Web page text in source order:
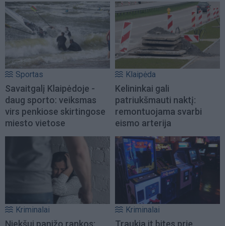
Sportas
Savaitgalį Klaipėdoje -
daug sporto: veiksmas
virs penkiose skirtingose
miesto vietose
Klaipėda
Kelininkai gali
patriukšmauti naktį:
remontuojama svarbi
eismo arterija
Kriminalai
Niekšui panižo rankos:
Kriminalai
Traukia it bites prie